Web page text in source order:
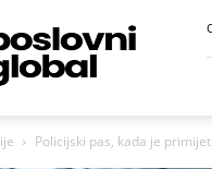
Policijski pas, kada je